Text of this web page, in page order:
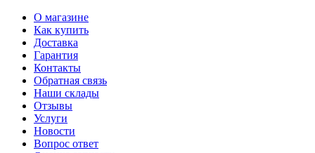
О магазине
Как купить
Доставка
Гарантия
Контакты
Обратная связь
Наши склады
Отзывы
Услуги
Новости
Вопрос ответ